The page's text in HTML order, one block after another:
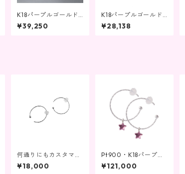
K18パープルゴールド
ジュエリー ドッグタイ
プチャーム付きネック
¥39,250
K18パープルゴールド
ジュエリー クロスタイ
プペンダントネックレ
¥28,138
何通りにもカスタマイ
ズ可能！K10 ホワイト
ゴールドフープビアス
¥18,000
Pt900・K18パープル
ゴールドチャーム星 K1
8ホワイトゴールドピ
¥121,000